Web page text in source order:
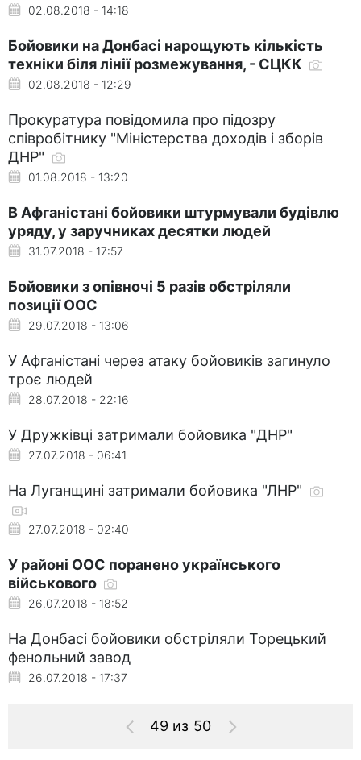
02.08.2018 - 14:18
Бойовики на Донбасі нарощують кількість
техніки біля лінії розмежування, - СЦКК
02.08.2018 - 12:29
Прокуратура повідомила про підозру
співробітнику "Міністерства доходів і зборів
ДНР"
01.08.2018 - 13:20
В Афганістані бойовики штурмували будівлю
уряду, у заручниках десятки людей
31.07.2018 - 17:57
Бойовики з опівночі 5 разів обстріляли
позиції ООС
29.07.2018 - 13:06
У Афганістані через атаку бойовиків загинуло
троє людей
28.07.2018 - 22:16
У Дружківці затримали бойовика "ДНР"
27.07.2018 - 06:41
На Луганщині затримали бойовика "ЛНР"
27.07.2018 - 02:40
У районі ООС поранено українського
військового
26.07.2018 - 18:52
На Донбасі бойовики обстріляли Торецький
фенольний завод
26.07.2018 - 17:37
49 из 50